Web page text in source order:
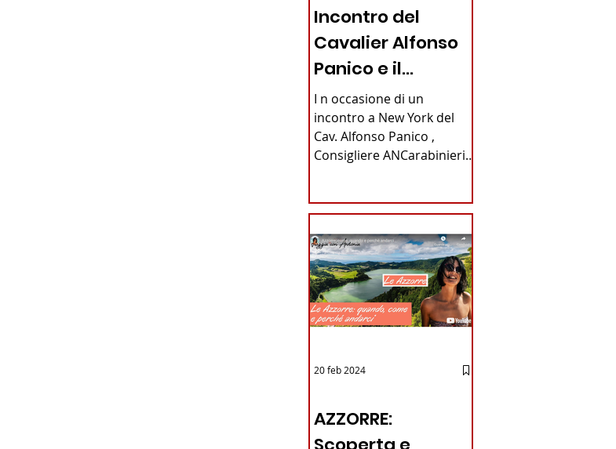
Incontro del
Cavalier Alfonso
Panico e il
Generale dei
Carabinieri
Fabrizio Parrulli
I n occasione di un
incontro a New York del
Cav. Alfonso Panico ,
Consigliere ANCarabinieri
AZZORRE:
20 feb 2024